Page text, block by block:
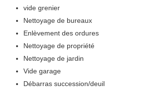
vide grenier
Nettoyage de bureaux
Enlèvement des ordures
Nettoyage de propriété
Nettoyage de jardin
Vide garage
Débarras succession/deuil